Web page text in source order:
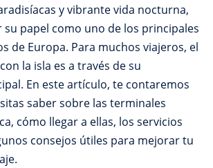
y vibrante vida nocturna,
papel como uno de los principales
de Europa. Para muchos viajeros, el
la isla es a través de su
En este artículo, te contaremos
saber sobre las terminales
cómo llegar a ellas, los servicios
consejos útiles para mejorar tu